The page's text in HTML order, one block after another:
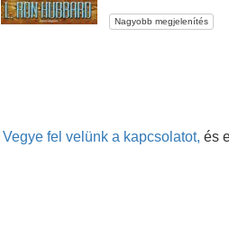
Nagyobb megjelenítés
Vegye fel velünk a kapcsolatot, és